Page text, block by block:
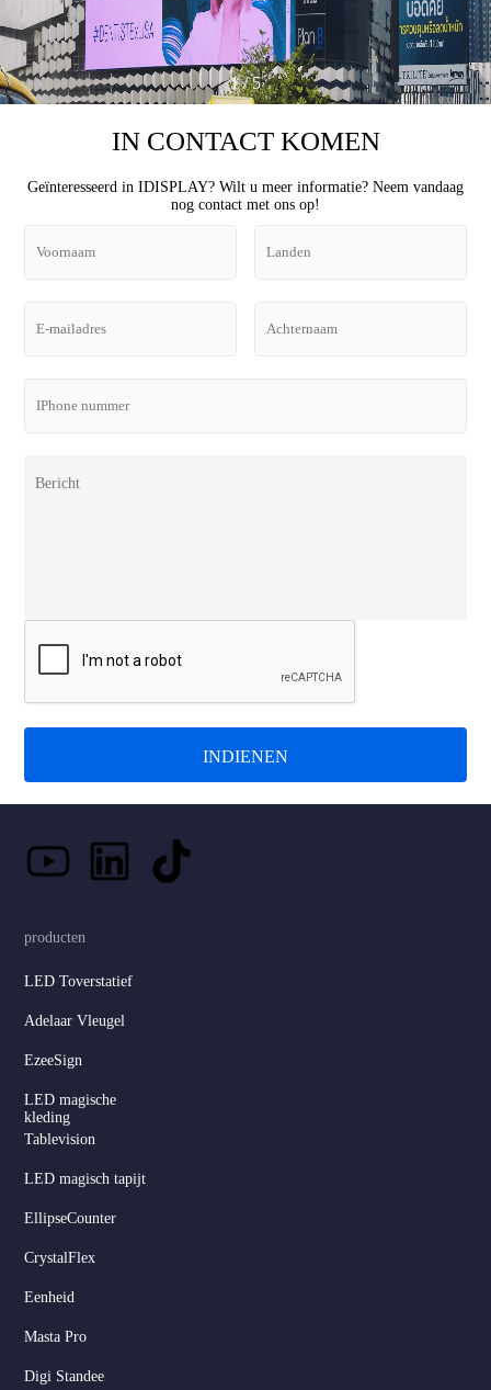
1/5
IN CONTACT KOMEN
Geïnteresseerd in IDISPLAY? Wilt u meer informatie? Neem vandaag
nog contact met ons op!
INDIENEN
producten
LED Toverstatief
Adelaar Vleugel
EzeeSign
LED magische
kleding
Tablevision
LED magisch tapijt
EllipseCounter
CrystalFlex
Eenheid
Masta Pro
Digi Standee